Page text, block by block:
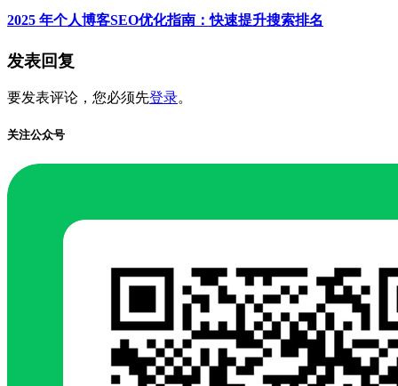
2025 年个人博客SEO优化指南：快速提升搜索排名
发表回复
要发表评论，您必须先登录。
关注公众号